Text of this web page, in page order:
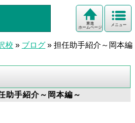
メニュー
東進
ホームページ
校 » ブログ » 担任助手紹介～岡本編
手紹介～岡本編～